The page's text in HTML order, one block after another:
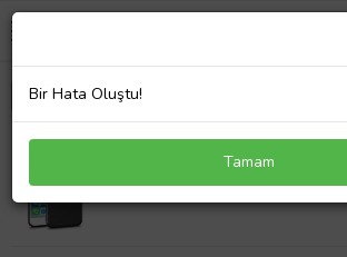
Microsonic Apple iPhone 7 Kılıf
Holder Siyah Rose
Bir Hata Oluştu!
Tamam